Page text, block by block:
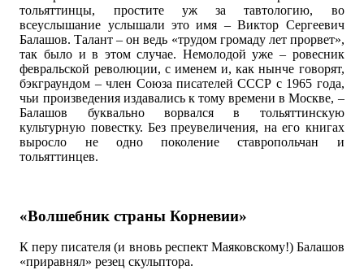
тольяттинцы, простите уж за тавтологию, во
всеуслышание услышали это имя – Виктор Сергеевич
Балашов. Талант – он ведь «трудом громаду лет прорвет»,
так было и в этом случае. Немолодой уже – ровесник
февральской революции, с именем и, как нынче говорят,
бэкграундом – член Союза писателей СССР с 1965 года,
чьи произведения издавались к тому времени в Москве, –
Балашов буквально ворвался в тольяттинскую
культурную повестку. Без преувеличения, на его книгах
выросло не одно поколение ставропольчан и
тольяттинцев.
«Волшебник страны Корневии»
К перу писателя (и вновь респект Маяковскому!) Балашов
«приравнял» резец скульптора.